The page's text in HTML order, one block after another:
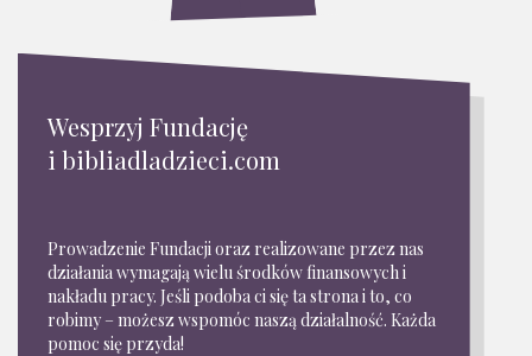
Wesprzyj Fundację
i bibliadladzieci.com
Prowadzenie Fundacji oraz realizowane przez nas
działania wymagają wielu środków finansowych i
nakładu pracy. Jeśli podoba ci się ta strona i to, co
robimy – możesz wspomóc naszą działalność. Każda
pomoc się przyda!